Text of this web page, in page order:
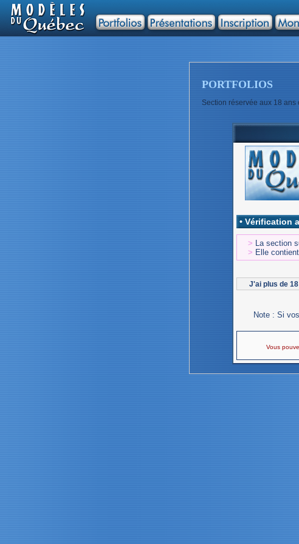
PORTFOLIOS
Section réservée aux 18 ans
• Vérification
> La section
> Elle
J'ai plus de
Note : Si
Vous